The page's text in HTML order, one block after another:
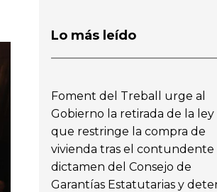
Lo más leído
Foment del Treball urge al
Gobierno la retirada de la ley
que restringe la compra de
vivienda tras el contundente
dictamen del Consejo de
Garantías Estatutarias y